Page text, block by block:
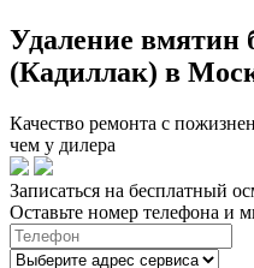
Удаление вмятин
(Кадиллак) в
Качество ремонта с
чем у дилера
Записаться на бесплатный
Оставьте номер телефона и